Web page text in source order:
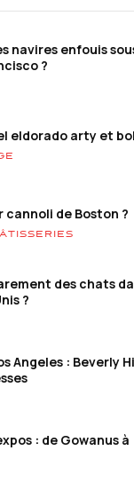
navires enfouis
?
eldorado arty et
cannoli de Boston ?
des chats
?
Angeles : Beverly
: de Gowanus à